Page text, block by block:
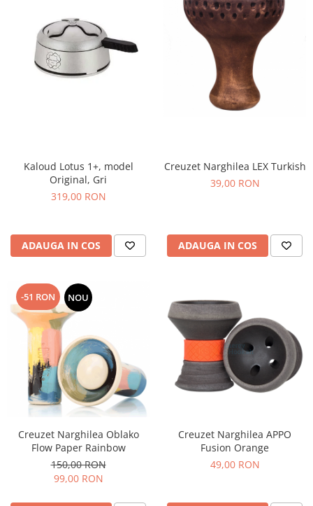
Kaloud Lotus 1+, model
Original, Gri
319,00 RON
ADAUGA IN COS
Creuzet Narghilea LEX Turkish
39,00 RON
ADAUGA IN COS
-51 RON NOU
Creuzet Narghilea Oblako
Flow Paper Rainbow
150,00 RON
99,00 RON
Creuzet Narghilea APPO
Fusion Orange
49,00 RON